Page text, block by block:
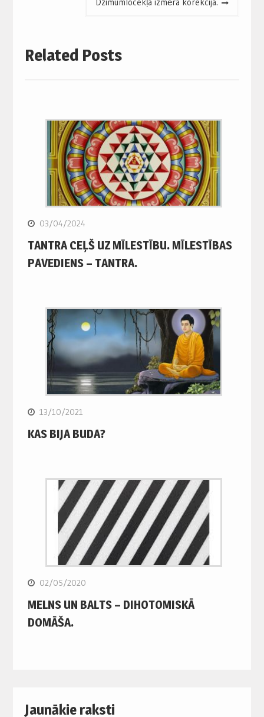
Dzimumlocekļa izmēra korekcija.
Related Posts
03/04/2024
TANTRA CEĻŠ UZ MĪLESTĪBU. MĪLESTĪBAS
PAVEDIENS – TANTRA.
13/10/2021
KAS BIJA BUDA?
02/05/2020
MELNS UN BALTS – DIHOTOMISKĀ
DOMĀŠA.
Jaunākie raksti